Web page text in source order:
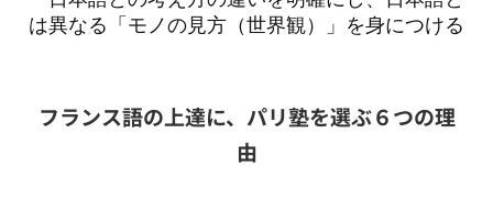
は異なる「モノの見方（世界観）」を身につける
フランス語の上達に、パリ塾を選ぶ６つの理
由